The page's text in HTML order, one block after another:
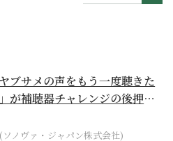
ヤブサメの声をもう一度聴きた
が補聴器チャレンジの後押し
ソノヴァ・ジャパン株式会社)